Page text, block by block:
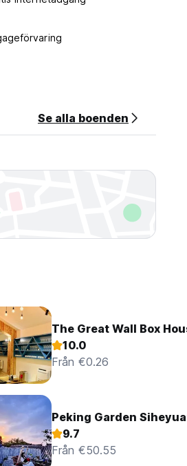
Se alla boenden
The Great Wall Box
10.0
Från €0.26
Peking Garden
9.7
Från €50.55